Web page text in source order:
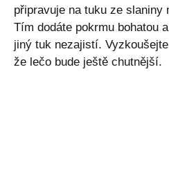
připravuje na tuku ze slaniny
Tím dodáte pokrmu bohatou
jiný tuk nezajistí.
že lečo bude ještě chutnější.